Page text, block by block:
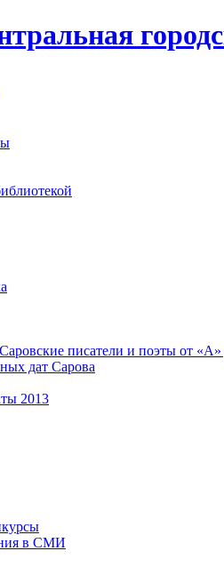
писатели и поэты от
дат Сарова
2013
в СМИ